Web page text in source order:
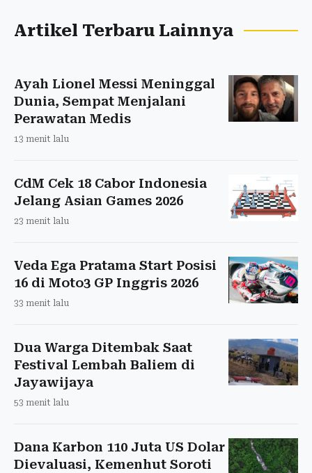
Artikel Terbaru Lainnya
Ayah Lionel Messi Meninggal
Dunia, Sempat Menjalani
Perawatan Medis
13 menit lalu
CdM Cek 18 Cabor Indonesia
Jelang Asian Games 2026
23 menit lalu
Veda Ega Pratama Start Posisi
16 di Moto3 GP Inggris 2026
33 menit lalu
Dua Warga Ditembak Saat
Festival Lembah Baliem di
Jayawijaya
53 menit lalu
Dana Karbon 110 Juta US Dolar
Dievaluasi, Kemenhut Soroti